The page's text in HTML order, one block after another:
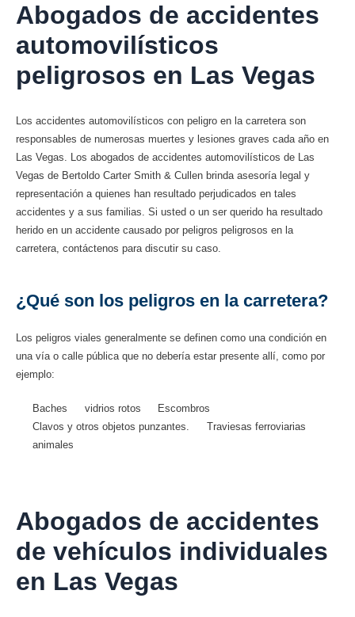
Abogados de accidentes
automovilísticos
peligrosos en Las Vegas
Los accidentes automovilísticos con peligro en la carretera son
responsables de numerosas muertes y lesiones graves cada año en
Las Vegas. Los abogados de accidentes automovilísticos de Las
Vegas de Bertoldo Carter Smith & Cullen brinda asesoría legal y
representación a quienes han resultado perjudicados en tales
accidentes y a sus familias. Si usted o un ser querido ha resultado
herido en un accidente causado por peligros peligrosos en la
carretera, contáctenos para discutir su caso.
¿Qué son los peligros en la carretera?
Los peligros viales generalmente se definen como una condición en
una vía o calle pública que no debería estar presente allí, como por
ejemplo:
Baches vidrios rotos
Escombros
Clavos y otros objetos punzantes.
Traviesas ferroviarias
animales
Abogados de accidentes
de vehículos individuales
en Las Vegas